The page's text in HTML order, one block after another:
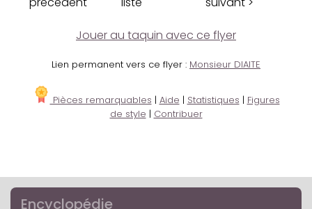
Jouer au taquin avec ce flyer
Lien permanent vers ce flyer : Monsieur DIAITE
Pièces remarquables | Aide | Statistiques | Figures
de style | Contribuer
Encyclopédie